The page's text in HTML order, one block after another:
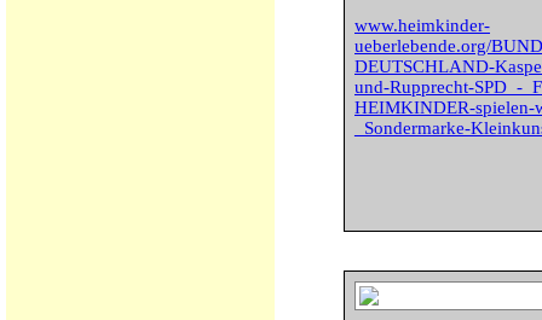
www.heimkinder-
ueberlebende.org/
DEUTSCHLAND-
und-Rupprecht-SPD_-
HEIMKINDER-spielen-
_Sondermarke-